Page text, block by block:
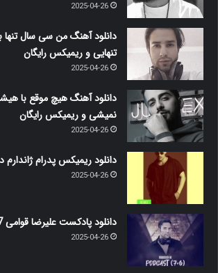
2025-04-26
دانلود آهنگ من سی سال تنها
تنهایی و ریمیکس رایگان
2025-04-26
دانلود آهنگ هیچ موقع با
نمیشی و ریمیکس رایگان
2025-04-26
دانلود ریمیکس پدرام ژاندارم
2025-04-26
دانلود پادکست علیرضا قوامی 7 و 6 اپیزود 1
2025-04-26